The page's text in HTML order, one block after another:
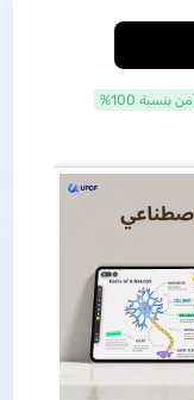
بنسبة 100%